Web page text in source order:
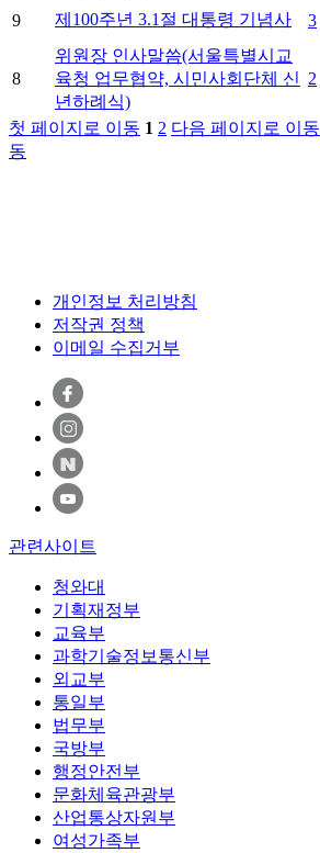
9 제100주년 3.1절 대통령 기념사 3
8
위원장 인사말씀(서울특별시교
육청 업무협약, 시민사회단체 신
년하례식)
2
첫 페이지로 이동 1 2 다음 페이지로 이동
동
개인정보 처리방침
저작권 정책
이메일 수집거부
관련사이트
청와대
기획재정부
교육부
과학기술정보통신부
외교부
통일부
법무부
국방부
행정안전부
문화체육관광부
산업통상자원부
여성가족부